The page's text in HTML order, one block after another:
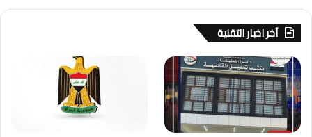
آخر اخبار التقنية